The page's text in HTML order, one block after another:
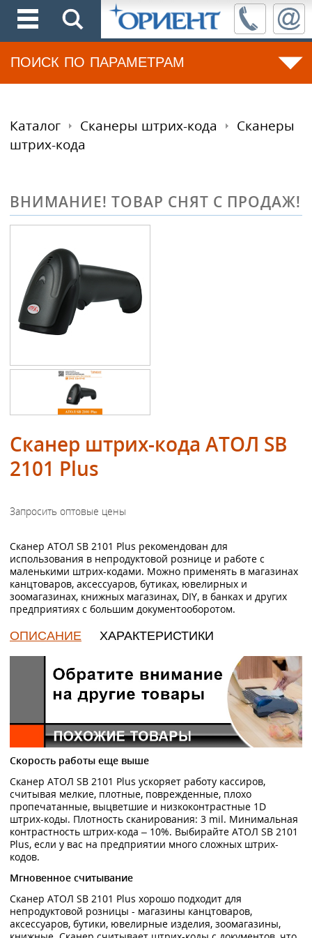
ПОИСК ПО ПАРАМЕТРАМ
Каталог Сканеры штрих-кода
Сканеры
штрих-кода
ВНИМАНИЕ! ТОВАР СНЯТ С ПРОДАЖ!
Сканер штрих-кода АТОЛ SB
2101 Plus
Сканер АТОЛ SB 2101 Plus рекомендован для
использования в непродуктовой рознице и работе с
маленькими штрих-кодами. Можно применять в магазинах
канцтоваров, аксессуаров, бутиках, ювелирных и
зоомагазинах, книжных магазинах, DIY, в банках и других
предприятиях с большим документооборотом.
ОПИСАНИЕ ХАРАКТЕРИСТИКИ
Скорость работы еще выше
Сканер АТОЛ SB 2101 Plus ускоряет работу кассиров,
считывая мелкие, плотные, поврежденные, плохо
пропечатанные, выцветшие и низкоконтрастные 1D
штрих-коды. Плотность сканирования: 3 mil. Минимальная
контрастность штрих-кода – 10%. Выбирайте АТОЛ SB 2101
Plus, если у вас на предприятии много сложных штрих-
кодов.
Мгновенное считывание
Сканер АТОЛ SB 2101 Plus хорошо подходит для
непродуктовой розницы - магазины канцтоваров,
аксессуаров, бутики, ювелирные изделия, зоомагазины,